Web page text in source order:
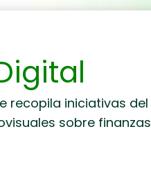
recopila iniciativas del
sobre finanzas